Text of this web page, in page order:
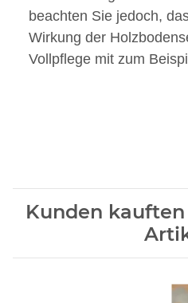
beachten Sie jedoch,
Wirkung der
Vollpflege mit zum
Kunden